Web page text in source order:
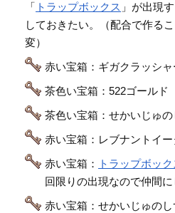
「 トラップボックス 」が出現
しておきたい。（配合で作る
変）
赤い宝箱：ギガクラッシャ
茶色い宝箱：522ゴールド
茶色い宝箱：せかいじゅの
赤い宝箱：レブナントイー
赤い宝箱：
トラップボック
回限りの出現なので仲間に
赤い宝箱：せかいじゅのし